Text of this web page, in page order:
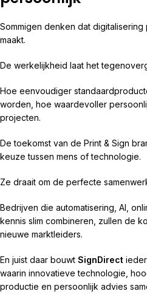
Sommigen denken dat
maakt.
De werkelijkheid laat het
Hoe eenvoudiger
worden, hoe waardevoller
projecten.
De toekomst van de Print & Sign
keuze tussen mens of technologie.
Ze draait om de perfecte
Bedrijven die automatisering, AI,
kennis slim combineren, zullen de
nieuwe marktleiders.
En juist daar bouwt SignDirect
waarin innovatieve technologie,
productie en persoonlijk advies